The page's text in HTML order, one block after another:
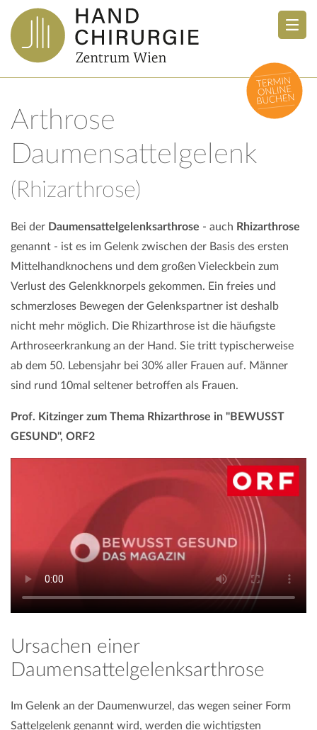
Arthrose
Daumensattelgelenk
(Rhizarthrose)
Bei der Daumensattelgelenksarthrose - auch Rhizarthrose
genannt - ist es im Gelenk zwischen der Basis des ersten
Mittelhandknochens und dem großen Vieleckbein zum
Verlust des Gelenkknorpels gekommen. Ein freies und
schmerzloses Bewegen der Gelenkspartner ist deshalb
nicht mehr möglich. Die Rhizarthrose ist die häufigste
Arthroseerkrankung an der Hand. Sie tritt typischerweise
ab dem 50. Lebensjahr bei 30% aller Frauen auf. Männer
sind rund 10mal seltener betroffen als Frauen.
Prof. Kitzinger zum Thema Rhizarthrose in "BEWUSST
GESUND", ORF2
Ursachen einer
Daumensattelgelenksarthrose
Im Gelenk an der Daumenwurzel, das wegen seiner Form
Sattelgelenk genannt wird, werden die wichtigsten